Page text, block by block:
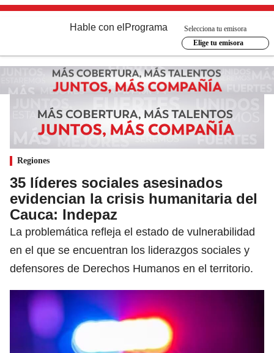
Hable con el Programa
Selecciona tu emisora
Elige tu emisora
Regiones
35 líderes sociales asesinados
evidencian la crisis humanitaria del
Cauca: Indepaz
La problemática refleja el estado de vulnerabilidad
en el que se encuentran los liderazgos sociales y
defensores de Derechos Humanos en el territorio.